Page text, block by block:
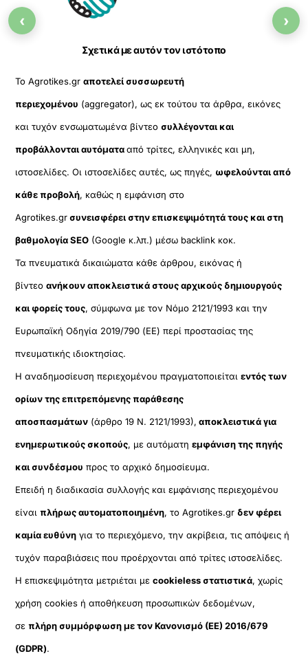
Σχετικά με αυτόν τον ιστότοπο
Το Agrotikes.grαποτελεί συσσωρευτή
περιεχομένου (aggregator), ως εκ τούτου τα άρθρα, εικόνες
και τυχόν ενσωματωμένα βίντεοσυλλέγονται και
προβάλλονται αυτόματααπό τρίτες, ελληνικές και μη,
ιστοσελίδες. Οι ιστοσελίδες αυτές, ως πηγές, ωφελούνται από
κάθε προβολή, καθώς η εμφάνιση στο
Agrotikes.grσυνεισφέρει στην επισκεψιμότητά τους και στη
βαθμολογία SEO (Google κ.λπ.) μέσω backlink κοκ.
Τα πνευματικά δικαιώματα κάθε άρθρου, εικόνας ή
βίντεοανήκουν αποκλειστικά στους αρχικούς δημιουργούς
και φορείς τους, σύμφωνα με τον Νόμο 2121/1993 και την
Ευρωπαϊκή Οδηγία 2019/790 (ΕΕ) περί προστασίας της
πνευματικής ιδιοκτησίας.
Η αναδημοσίευση περιεχομένου πραγματοποιείταιεντός των
ορίων της επιτρεπόμενης παράθεσης
αποσπασμάτων (άρθρο 19 Ν. 2121/1993), αποκλειστικά για
ενημερωτικούς σκοπούς, με αυτόματηεμφάνιση της πηγής
και συνδέσμου προς το αρχικό δημοσίευμα.
Επειδή η διαδικασία συλλογής και εμφάνισης περιεχομένου
είναιπλήρως αυτοματοποιημένη, το Agrotikes.gr δεν φέρει
καμία ευθύνη για το περιεχόμενο, την ακρίβεια, τις απόψεις ή
τυχόν παραβιάσεις που προέρχονται από τρίτες ιστοσελίδες.
Η επισκεψιμότητα μετριέται μεcookieless στατιστικά, χωρίς
χρήση cookies ή αποθήκευση προσωπικών δεδομένων,
σεπλήρη συμμόρφωση με τον Κανονισμό (ΕΕ) 2016/679
(GDPR).
‹ ›